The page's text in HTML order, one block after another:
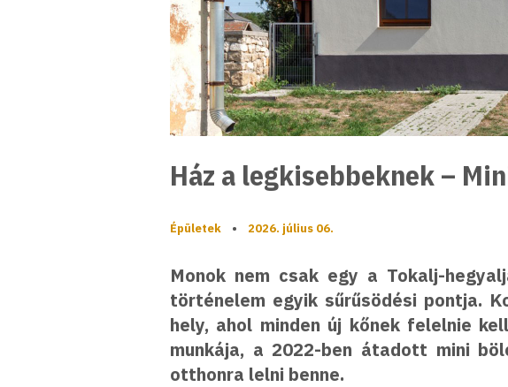
Ház a legkisebbeknek –
Épületek • 2026. július 06.
Monok nem csak egy a Tokalj-
történelem egyik sűrűsödési pontja.
hely, ahol minden új kőnek felelnie
munkája, a 2022-ben átadott mini
otthonra lelni benne.